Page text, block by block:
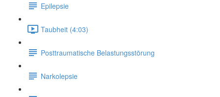
Epilepsie
Taubheit (4:03)
Posttraumatische Belastungsstörung
Narkolepsie